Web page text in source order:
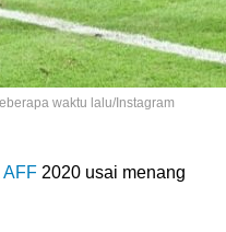
waktu lalu/Instagram
AFF2020 usai menang